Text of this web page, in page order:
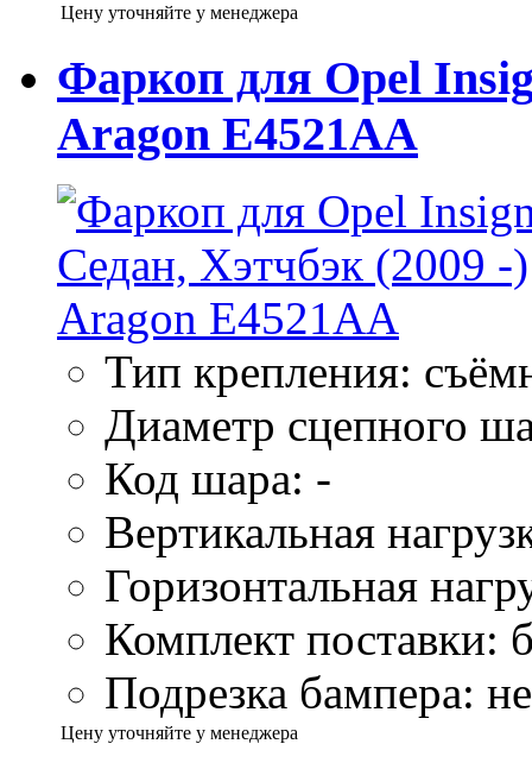
Цену уточняйте у менеджера
Фаркоп для Opel
Aragon E4521AA
Тип крепления:
Диаметр сцепного
Код шара: -
Вертикальная
Горизонтальная
Комплект поставки:
Подрезка бампера:
Цену уточняйте у менеджера